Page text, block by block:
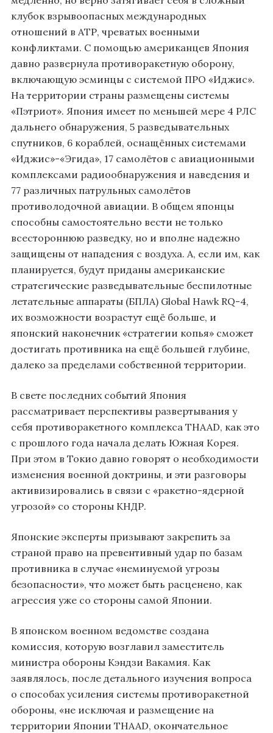
клубок взрывоопасных международных
отношений в АТР, чреватых военными
конфликтами. С помощью американцев Япония
давно развернула противоракетную оборону,
включающую эсминцы с системой ПРО «Иджис».
На территории страны размещены системы
«Пэтриот». Япония имеет по меньшей мере 4 РЛС
дальнего обнаружения, 5 разведывательных
спутников, 6 кораблей, оснащённых системами
«Иджис»-«Эгида», 17 самолётов с авиационными
комплексами радиообнаружения и наведения и
77 различных патрульных самолётов
противолодочной авиации. В общем японцы
способны самостоятельно вести не только
всестороннюю разведку, но и вполне надежно
защищены от нападения с воздуха. А, если им, как
планируется, будут приданы американские
стратегические разведывательные беспилотные
летательные аппараты (БПЛА) Global Hawk RQ-4,
их возможности возрастут ещё больше, и
японский наконечник «стратегии копья» сможет
достигать противника на ещё большей глубине,
далеко за пределами собственной территории.
В свете последних событий Япония
рассматривает перспективы развертывания у
себя противоракетного комплекса THAAD, как это
с прошлого года начала делать Южная Корея.
При этом в Токио давно говорят о необходимости
изменения военной доктрины, и эти разговоры
активизировались в связи с «ракетно-ядерной
угрозой» со стороны КНДР.
Японские эксперты призывают закрепить за
страной право на превентивный удар по базам
противника в случае «неминуемой угрозы
безопасности», что может быть расценено, как
агрессия уже со стороны самой Японии.
В японском военном ведомстве создана
комиссия, которую возглавил заместитель
министра обороны Кэндзи Вакамия. Как
заявлялось, после детального изучения вопроса
о способах усиления системы противоракетной
обороны, «не исключая и размещение на
территории Японии THAAD, окончательное